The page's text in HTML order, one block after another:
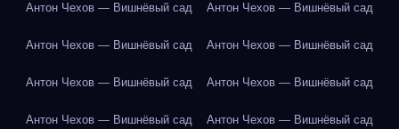
Антон Чехов — Вишнёвый сад Антон Чехов — Вишнёвый сад
Антон Чехов — Вишнёвый сад Антон Чехов — Вишнёвый сад
Антон Чехов — Вишнёвый сад Антон Чехов — Вишнёвый сад
Антон Чехов — Вишнёвый сад Антон Чехов — Вишнёвый сад